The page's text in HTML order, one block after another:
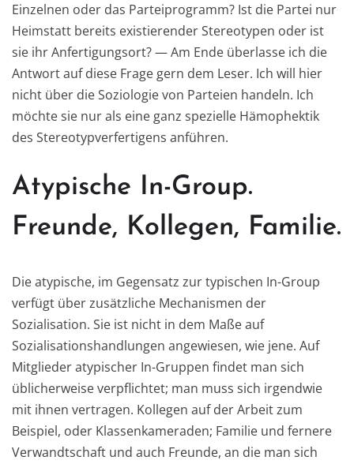
Einzelnen oder das Parteiprogramm? Ist die Partei nur
Heimstatt bereits existierender Stereotypen oder ist
sie ihr Anfertigungsort? — Am Ende überlasse ich die
Antwort auf diese Frage gern dem Leser. Ich will hier
nicht über die Soziologie von Parteien handeln. Ich
möchte sie nur als eine ganz spezielle Hämophektik
des Stereotypverfertigens anführen.
Atypische In-Group.
Freunde, Kollegen, Familie.
Die atypische, im Gegensatz zur typischen In-Group
verfügt über zusätzliche Mechanismen der
Sozialisation. Sie ist nicht in dem Maße auf
Sozialisationshandlungen angewiesen, wie jene. Auf
Mitglieder atypischer In-Gruppen findet man sich
üblicherweise verpflichtet; man muss sich irgendwie
mit ihnen vertragen. Kollegen auf der Arbeit zum
Beispiel, oder Klassenkameraden; Familie und fernere
Verwandtschaft und auch Freunde, an die man sich